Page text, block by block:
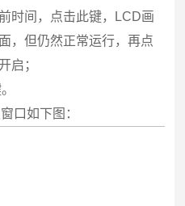
时间，点击此键，LCD画
，但仍然正常运行，再点
启；
口如下图：